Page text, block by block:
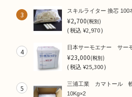
3 スキルライター 換芯 100
¥2,700(税別)
(税込¥2,970 )
4 日本サーモエナー サー
¥23,000(税別)
(税込¥25,300 )
5
三浦工業 カマトール 軟
10Kg×2